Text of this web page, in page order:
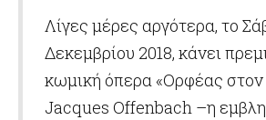
Λίγες μέρες αργότερα, το
Δεκεμβρίου 2018, κάνει
κωμική όπερα «Ορφέας στον
Jacques Offenbach –η